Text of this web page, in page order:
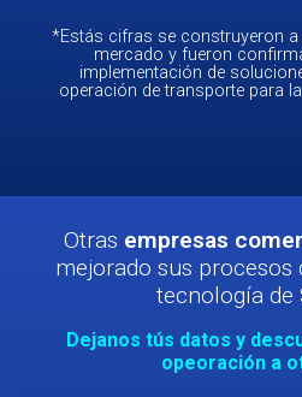
*Estás cifras se construyeron a
mercado y fueron
implementación de
operación de transporte para
Otras empresas
mejorado sus procesos
tecnología de
Dejanos tús datos y
opeoración a